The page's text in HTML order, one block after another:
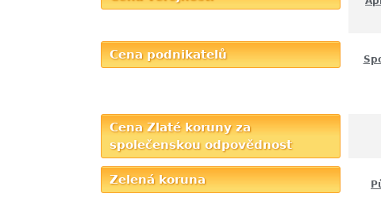
Cena podnikatelů
Cena Zlaté koruny za
společenskou odpovědnost
Zelená koruna